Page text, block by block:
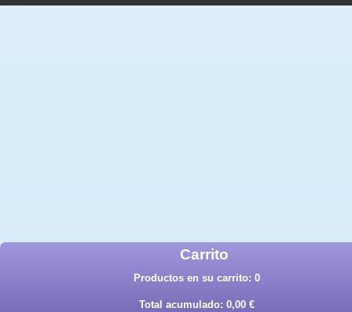
Carrito
Productos en su carrito: 0
Total acumulado: 0,00 €